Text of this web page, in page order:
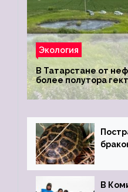
Экология
В Татарстане от
более полутора
В